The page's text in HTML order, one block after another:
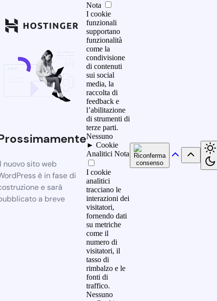
nuovo sito web
è in fase di
e sarà
a breve
Nota
I cookie
funzionali
supportano
funzionalità
come la
condivisione
di contenuti
sui social
media, la
raccolta di
feedback e
l’abilitazione
di strumenti di
terze parti.
Nessuno
► Cookie
Analitici Nota
I cookie
analitici
tracciano le
interazioni dei
visitatori,
fornendo dati
su metriche
come il
numero di
visitatori, il
tasso di
rimbalzo e le
fonti di
traffico.
Nessuno